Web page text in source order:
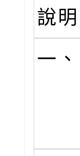
說明
一、